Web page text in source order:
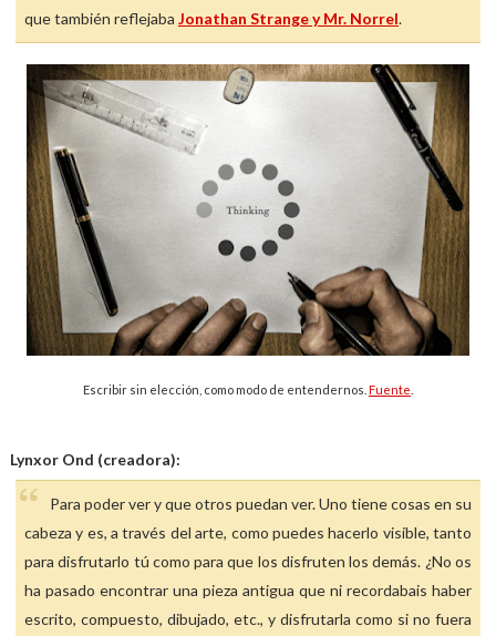
que también reflejaba Jonathan Strange y Mr. Norrel.
Escribir sin elección, como modo de entendernos. Fuente
Lynxor Ond (creadora):
Para poder ver y que otros puedan ver. Uno tiene cosas en su
cabeza y es, a través del arte, como puedes hacerlo visible, tanto
para disfrutarlo tú como para que los disfruten los demás. ¿No os
ha pasado encontrar una pieza antigua que ni recordabais haber
escrito, compuesto, dibujado, etc., y disfrutarla como si no fuera